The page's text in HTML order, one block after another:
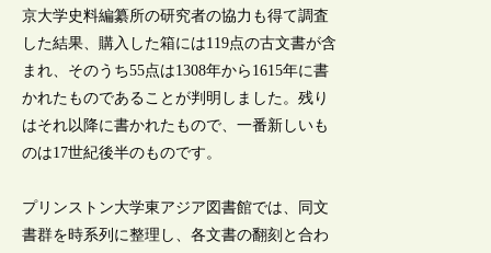
京大学史料編纂所の研究者の協力も得て調査
した結果、購入した箱には119点の古文書が含
まれ、そのうち55点は1308年から1615年に書
かれたものであることが判明しました。残り
はそれ以降に書かれたもので、一番新しいも
のは17世紀後半のものです。
プリンストン大学東アジア図書館では、同文
書群を時系列に整理し、各文書の翻刻と合わ